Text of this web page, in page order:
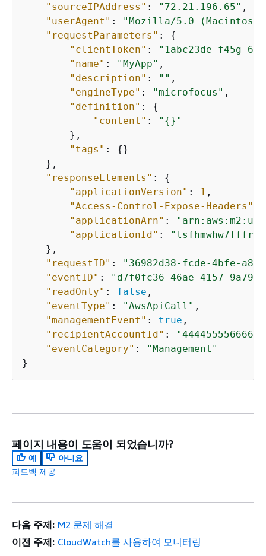
"sourceIPAddress" : "72.21.196.65" ,
"userAgent" :
"Mozilla/5.0
"requestParameters" : {
"clientToken" :
"1abc23de-f45g-
"name" : "MyApp" ,
"description" : "" ,
"engineType" : "microfocus" ,
"definition" : {
"content" : " {}"
        },
"tags" : {}
    },
"responseElements" : {
"applicationVersion" : 1 ,
"Access-Control-Expose-Headers"
"applicationArn" :
"applicationId" :
    },
"requestID" :
"36982d38-fcde-4bfe-
"eventID" :
"d7f0fc36-46ae-4157-9a79-
"readOnly" : false ,
"eventType" : "AwsApiCall" ,
"managementEvent" : true ,
"recipientAccountId" : "444455556666"
"eventCategory" :
"Management"
}
페이지 내용이 도움이 되었습니까?
예
아니요
피드백 제공
다음 주제: M2 문제 해결
이전 주제: CloudWatch를 사용하여 모니터링